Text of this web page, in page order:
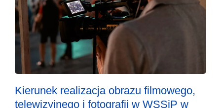
Kierunek realizacja obrazu filmowego,
telewizyjnego i fotografii w WSSiP w